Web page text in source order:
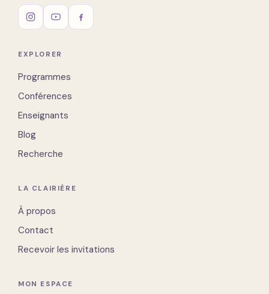
EXPLORER
Programmes
Conférences
Enseignants
Blog
Recherche
LA CLAIRIÈRE
À propos
Contact
Recevoir les invitations
MON ESPACE